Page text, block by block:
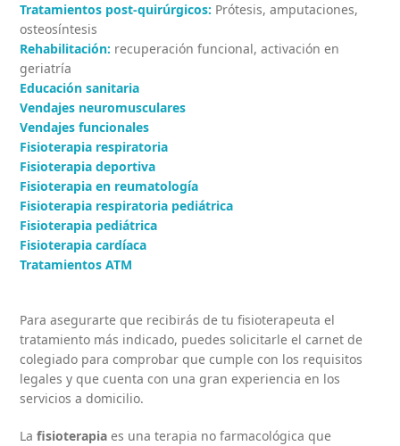
Tratamientos post-quirúrgicos: Prótesis, amputaciones,
osteosíntesis
Rehabilitación: recuperación funcional, activación en
geriatría
Educación sanitaria
Vendajes neuromusculares
Vendajes funcionales
Fisioterapia respiratoria
Fisioterapia deportiva
Fisioterapia en reumatología
Fisioterapia respiratoria pediátrica
Fisioterapia pediátrica
Fisioterapia cardíaca
Tratamientos ATM
Para asegurarte que recibirás de tu fisioterapeuta el
tratamiento más indicado, puedes solicitarle el carnet de
colegiado para comprobar que cumple con los requisitos
legales y que cuenta con una gran experiencia en los
servicios a domicilio.
Lafisioterapiaes una terapia no farmacológica que